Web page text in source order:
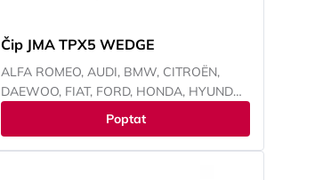
Čip JMA TPX5 WEDGE
ALFA ROMEO, AUDI, BMW, CITROËN,
DAEWOO, FIAT, FORD, HONDA, HYUNDAI,
CHEVROLET, CHRYSLER, ISUZU, IVECO,
JEEP, KAWASAKI, KIA, LANCIA, LAND
ROVER, LEXUS, MAZDA, MITSUBISHI,
Poptat